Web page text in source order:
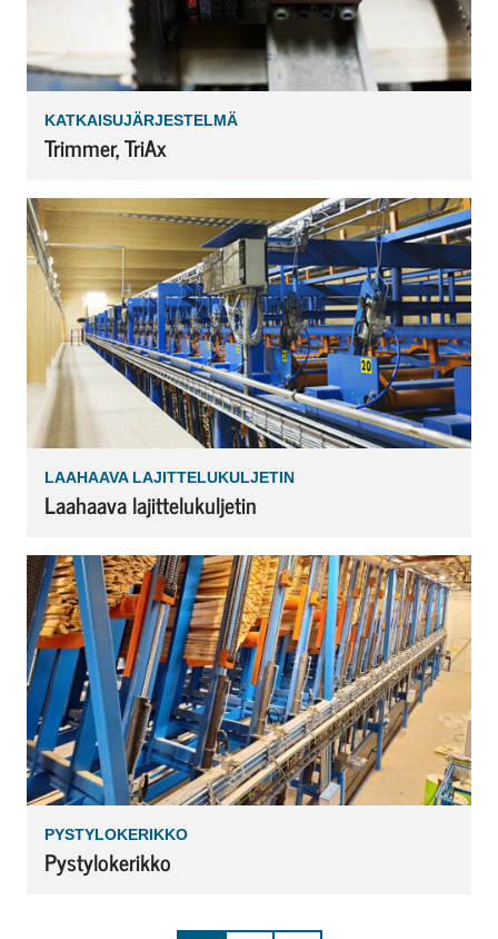
KATKAISUJÄRJESTELMÄ
Trimmer, TriAx
LAAHAAVA LAJITTELUKULJETIN
Laahaava lajittelukuljetin
PYSTYLOKERIKKO
Pystylokerikko